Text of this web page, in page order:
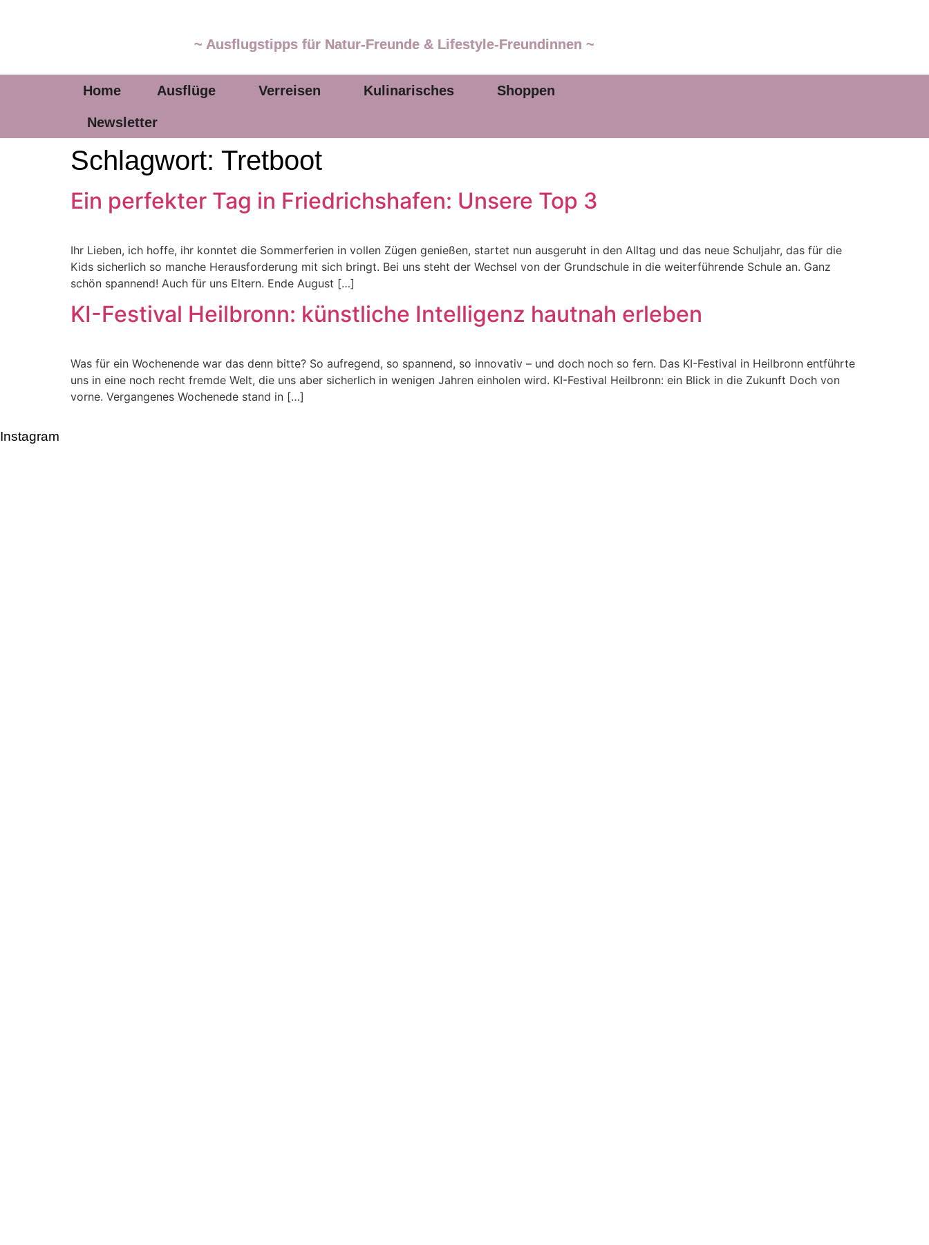
~ Ausflugstipps für Natur-Freunde & Lifestyle-Freundinnen ~
Home Ausflüge Verreisen Kulinarisches Shoppen
Newsletter
Schlagwort: Tretboot
Ein perfekter Tag in Friedrichshafen: Unsere Top 3
Ihr Lieben, ich hoffe, ihr konntet die Sommerferien in vollen Zügen genießen, startet nun ausgeruht in den Alltag und das neue Schuljahr, das für die
Kids sicherlich so manche Herausforderung mit sich bringt. Bei uns steht der Wechsel von der Grundschule in die weiterführende Schule an. Ganz
schön spannend! Auch für uns Eltern. Ende August […]
KI-Festival Heilbronn: künstliche Intelligenz hautnah erleben
Was für ein Wochenende war das denn bitte? So aufregend, so spannend, so innovativ – und doch noch so fern. Das KI-Festival in Heilbronn entführte
uns in eine noch recht fremde Welt, die uns aber sicherlich in wenigen Jahren einholen wird. KI-Festival Heilbronn: ein Blick in die Zukunft Doch von
vorne. Vergangenes Wochenede stand in […]
Instagram